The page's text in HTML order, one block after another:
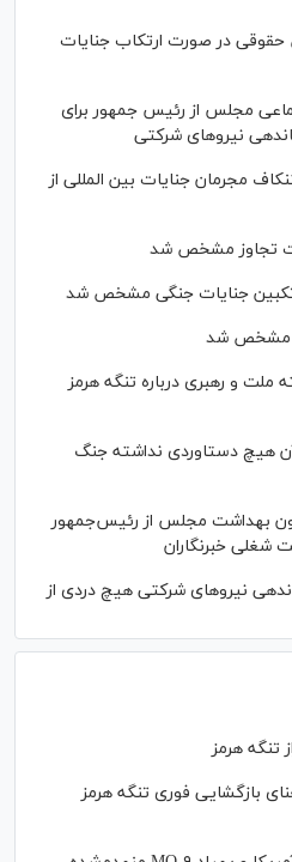
حقوقی در صورت ارتکاب جنایات
مجلس از رئیس جمهور برای
نیرو‌های شرکتی
مجرمان جنایات بین المللی از
تجاوز مشخص شد
جنایات جنگی مشخص شد
مشخص شد
و رهبری درباره تنگه هرمز
هیچ دستاوردی نداشته جنگ
بهداشت مجلس از رئیس‌جمهور
شغلی خبرنگاران
نیرو‌های شرکتی هیچ دردی از
بازگشایی فوری تنگه هرمز